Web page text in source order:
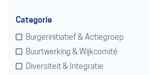
Categorie
Burgerinitiatief & Actiegroep
Buurtwerking & Wijkcomité
Diversiteit & Integratie